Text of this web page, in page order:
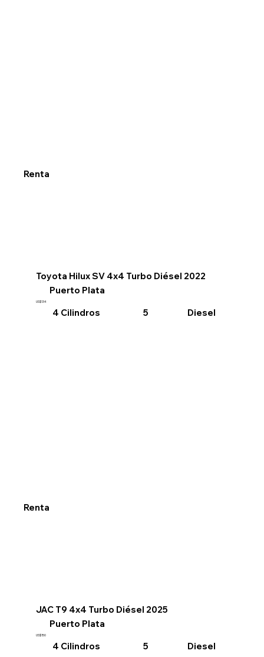
Renta
Toyota Hilux SV 4x4 Turbo Diésel 2022
Puerto Plata
US$134
4 Cilindros 5 Diesel
Renta
JAC T9 4x4 Turbo Diésel 2025
Puerto Plata
US$150
4 Cilindros 5 Diesel